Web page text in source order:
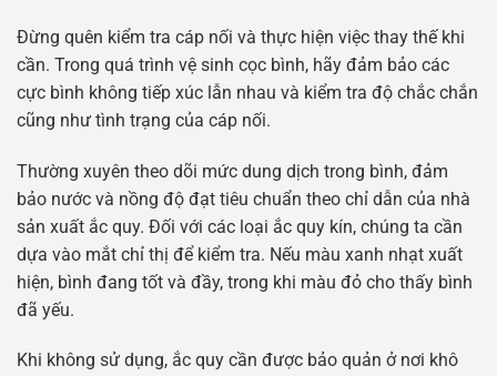
Đừng quên kiểm tra cáp nối và thực hiện việc thay thế khi
cần. Trong quá trình vệ sinh cọc bình, hãy đảm bảo các
cực bình không tiếp xúc lẫn nhau và kiểm tra độ chắc chắn
cũng như tình trạng của cáp nối.
Thường xuyên theo dõi mức dung dịch trong bình, đảm
bảo nước và nồng độ đạt tiêu chuẩn theo chỉ dẫn của nhà
sản xuất ắc quy. Đối với các loại ắc quy kín, chúng ta cần
dựa vào mắt chỉ thị để kiểm tra. Nếu màu xanh nhạt xuất
hiện, bình đang tốt và đầy, trong khi màu đỏ cho thấy bình
đã yếu.
Khi không sử dụng, ắc quy cần được bảo quản ở nơi khô